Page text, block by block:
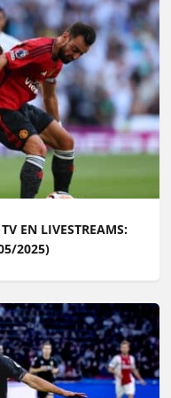
EN LIVESTREAMS:
2025)